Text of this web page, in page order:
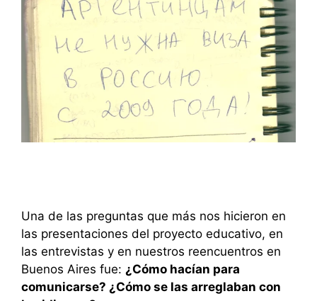
Una de las preguntas que más nos hicieron en
las presentaciones del proyecto educativo, en
las entrevistas y en nuestros reencuentros en
Buenos Aires fue: ¿Cómo hacían para
comunicarse? ¿Cómo se las arreglaban con